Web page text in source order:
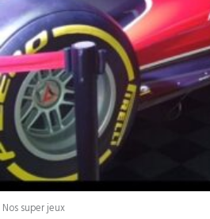
Nos super jeux